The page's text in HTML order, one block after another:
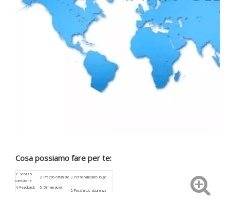
Cosa possiamo fare per te:
1.
Servizio
campione
2. Prezzo ottimale 3.Personalizzato logo
4. Feedback
veloce
5. Dimensioni
6. Pacchetto sicurezza